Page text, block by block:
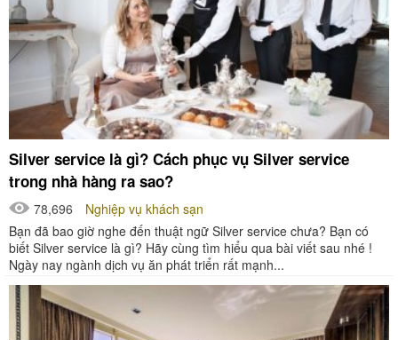
Silver service là gì? Cách phục vụ Silver service
trong nhà hàng ra sao?
78,696
Nghiệp vụ khách sạn
Bạn đã bao giờ nghe đến thuật ngữ Silver service chưa? Bạn có
biết Silver service là gì? Hãy cùng tìm hiểu qua bài viết sau nhé !
Ngày nay ngành dịch vụ ăn phát triển rất mạnh...